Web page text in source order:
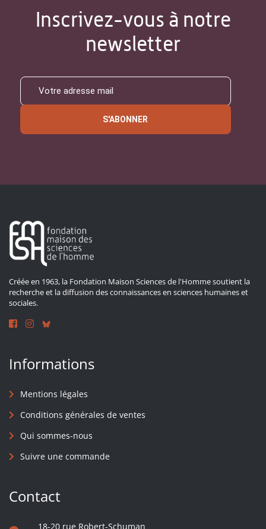
Inscrivez-vous à notre
newsletter
S'ABONNER
Créée en 1963, la Fondation Maison Sciences de l'Homme soutient la
recherche et la diffusion des connaissances en sciences humaines et
sociales.
Informations
Mentions légales
Conditions générales de ventes
Qui sommes-nous
Suivre une commande
Contact
18-20 rue Robert-Schuman